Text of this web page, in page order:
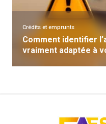
Crédits et emprunts
Comment identifier
vraiment adaptée à